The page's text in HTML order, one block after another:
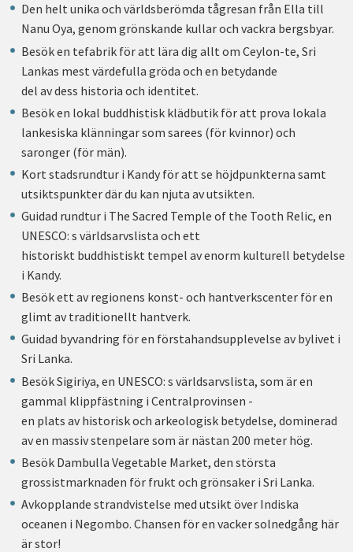
Den helt unika och världsberömda tågresan från Ella till
Nanu Oya, genom grönskande kullar och vackra bergsbyar.
Besök en tefabrik för att lära dig allt om Ceylon-te, Sri
Lankas mest värdefulla gröda och en betydande
del av dess historia och identitet.
Besök en lokal buddhistisk klädbutik för att prova lokala
lankesiska klänningar som sarees (för kvinnor) och
saronger (för män).
Kort stadsrundtur i Kandy för att se höjdpunkterna samt
utsiktspunkter där du kan njuta av utsikten.
Guidad rundtur i The Sacred Temple of the Tooth Relic, en
UNESCO: s världsarvslista och ett
historiskt buddhistiskt tempel av enorm kulturell betydelse
i Kandy.
Besök ett av regionens konst- och hantverkscenter för en
glimt av traditionellt hantverk.
Guidad byvandring för en förstahandsupplevelse av bylivet i
Sri Lanka.
Besök Sigiriya, en UNESCO: s världsarvslista, som är en
gammal klippfästning i Centralprovinsen -
en plats av historisk och arkeologisk betydelse, dominerad
av en massiv stenpelare som är nästan 200 meter hög.
Besök Dambulla Vegetable Market, den största
grossistmarknaden för frukt och grönsaker i Sri Lanka.
Avkopplande strandvistelse med utsikt över Indiska
oceanen i Negombo. Chansen för en vacker solnedgång här
är stor!